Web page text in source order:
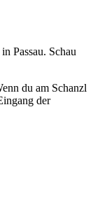
Passau. Schau
du am Schanzl
der